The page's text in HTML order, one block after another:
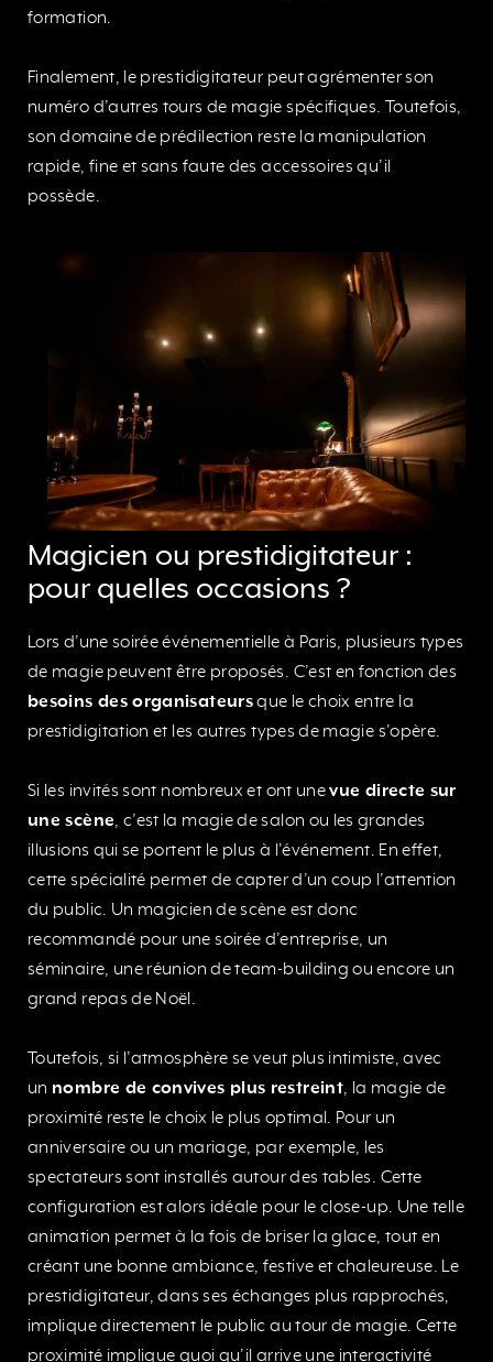
formation.
Finalement, le prestidigitateur peut agrémenter son
numéro d’autres tours de magie spécifiques. Toutefois,
son domaine de prédilection reste la manipulation
rapide, fine et sans faute des accessoires qu’il
possède.
Magicien ou prestidigitateur :
pour quelles occasions ?
Lors d’une soirée événementielle à Paris, plusieurs types
de magie peuvent être proposés. C’est en fonction des
besoins des organisateursque le choix entre la
prestidigitation et les autres types de magie s’opère.
Si les invités sont nombreux et ont unevue directe sur
une scène, c’est la magie de salon ou les grandes
illusions qui se portent le plus à l’événement. En effet,
cette spécialité permet de capter d’un coup l’attention
du public. Un magicien de scène est donc
recommandé pour une soirée d’entreprise, un
séminaire, une réunion de team-building ou encore un
grand repas de Noël.
Toutefois, si l’atmosphère se veut plus intimiste, avec
un nombre de convives plus restreint, la magie de
proximité reste le choix le plus optimal. Pour un
anniversaire ou un mariage, par exemple, les
spectateurs sont installés autour des tables. Cette
configuration est alors idéale pour le close-up. Une telle
animation permet à la fois de briser la glace, tout en
créant une bonne ambiance, festive et chaleureuse. Le
prestidigitateur, dans ses échanges plus rapprochés,
implique directement le public au tour de magie. Cette
proximité implique quoi qu’il arrive une interactivité